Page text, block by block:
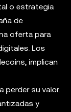
o estrategia
de
oferta para
Los
implican
perder su valor.
y